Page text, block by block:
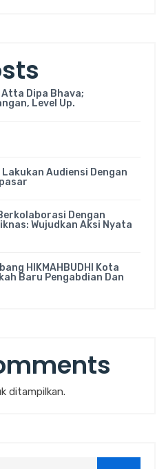
Atta Dipa Bhava;
Level Up.
Lakukan Audiensi Dengan
Dengan
Wujudkan Aksi Nyata
HIKMAHBUDHI Kota
Baru Pengabdian Dan
ditampilkan.